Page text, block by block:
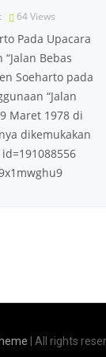
64Views
Pada Upacara
Bebas
Soeharto pada
“Jalan
Maret 1978 di
dikemukakan
| All rights